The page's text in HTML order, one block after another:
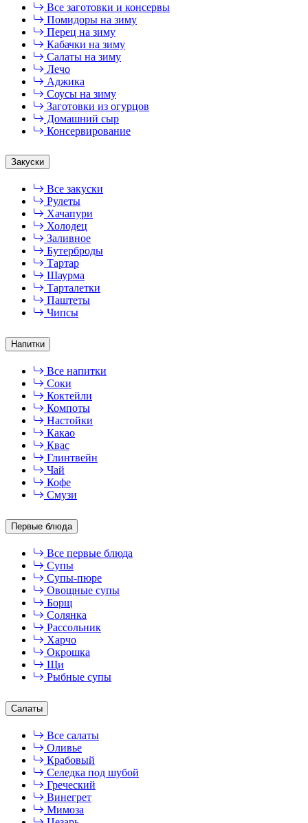
Все заготовки и консервы
Помидоры на зиму
Перец на зиму
Кабачки на зиму
Салаты на зиму
Лечо
Аджика
Соусы на зиму
Заготовки из огурцов
Домашний сыр
Консервирование
Закуски
Все закуски
Рулеты
Хачапури
Холодец
Заливное
Бутерброды
Тартар
Шаурма
Тарталетки
Паштеты
Чипсы
Напитки
Все напитки
Соки
Коктейли
Компоты
Настойки
Какао
Квас
Глинтвейн
Чай
Кофе
Смузи
Первые блюда
Все первые блюда
Супы
Супы-пюре
Овощные супы
Борщ
Солянка
Рассольник
Харчо
Окрошка
Щи
Рыбные супы
Салаты
Все салаты
Оливье
Крабовый
Селедка под шубой
Греческий
Винегрет
Мимоза